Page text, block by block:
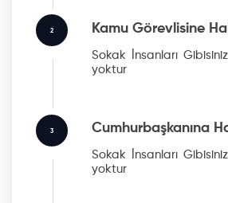
2 Kamu Görevlisine
Sokak İnsanları Gibisiniz
yoktur
3 Cumhurbaşkanına
Sokak İnsanları Gibisiniz
yoktur